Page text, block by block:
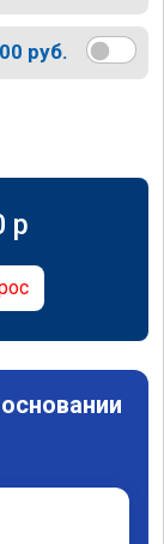
руб.
p